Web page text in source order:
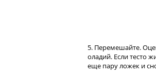
5. Перемешайте.
оладий. Если тесто
еще пару ложек и